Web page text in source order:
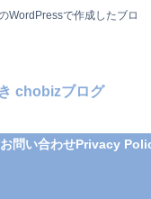
WordPressで作成したブロ
chobizブログ
お問い合わせPrivacy